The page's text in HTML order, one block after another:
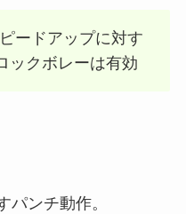
ードアップに対す
ックボレーは有効
パンチ動作。